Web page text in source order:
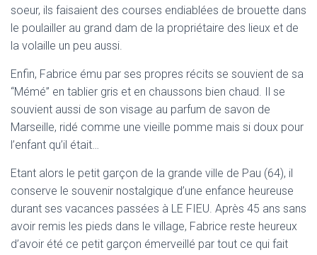
soeur, ils faisaient des courses endiablées de brouette dans
le poulailler au grand dam de la propriétaire des lieux et de
la volaille un peu aussi.
Enfin, Fabrice ému par ses propres récits se souvient de sa
“Mémé” en tablier gris et en chaussons bien chaud. Il se
souvient aussi de son visage au parfum de savon de
Marseille, ridé comme une vieille pomme mais si doux pour
l’enfant qu’il était…
Etant alors le petit garçon de la grande ville de Pau (64), il
conserve le souvenir nostalgique d’une enfance heureuse
durant ses vacances passées à LE FIEU. Après 45 ans sans
avoir remis les pieds dans le village, Fabrice reste heureux
d’avoir été ce petit garçon émerveillé par tout ce qui fait